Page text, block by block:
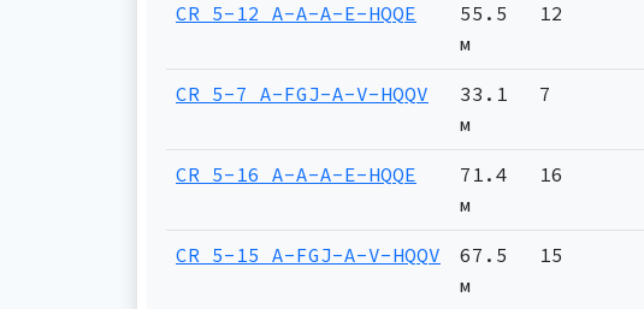
CR 5-12 A-A-A-E-HQQE
55.5
м
12
CR 5-7 A-FGJ-A-V-HQQV
33.1
м
7
CR 5-16 A-A-A-E-HQQE
71.4
м
16
CR 5-15 A-FGJ-A-V-HQQV
67.5
м
15